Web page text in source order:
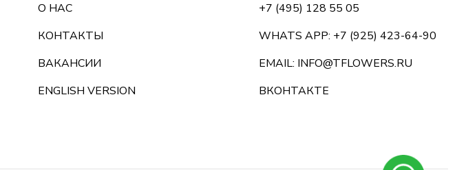
О НАС
КОНТАКТЫ
ВАКАНСИИ
ENGLISH VERSION
+7 (495) 128 55 05
WHATS APP: +7 (925) 423-64-90
EMAIL: INFO@TFLOWERS.RU
ВКОНТАКТЕ